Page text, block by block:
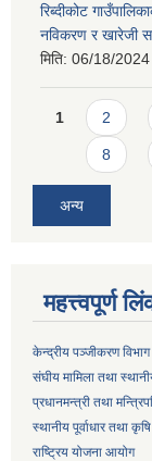
रिब्दीकोट
नविकरण र खारेजी
मिति: 06/18/
Pages
1 2
8
अन्य
महत्त्वपूर्ण
केन्द्रीय पञ्जीकरण विभाग
संघीय मामिला तथा
प्रधानमन्त्री तथा
स्थानीय पूर्वाधार तथा
राष्ट्रिय योजना आयोग